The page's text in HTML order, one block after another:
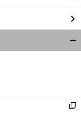
し
い
ウ
ィ
ン
ウ
開
く
新